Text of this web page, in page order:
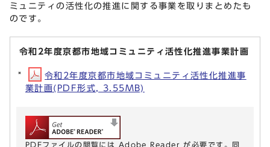
ミュニティの活性化の推進に関する事業を取りまとめたも
のです。
令和2年度京都市地域コミュニティ活性化推進事業計画
令和2年度京都市地域コミュニティ活性化推進事
業計画(PDF形式, 3.55MB)
PDFファイルの閲覧には Adobe Reader が必要です。同